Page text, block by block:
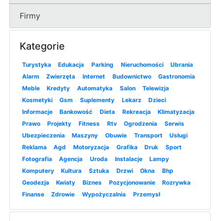
Firmy
Kategorie
Turystyka Edukacja Parking Nieruchomości
Ubrania
Alarm
Zwierzęta Internet Budownictwo
Gastronomia
Meble
Kredyty Automatyka Salon
Telewizja
Kosmetyki
Gsm Suplementy Lekarz
Dzieci
Informacje
Bankowość Dieta Rekreacja
Klimatyzacja
Prawo
Projekty Fitness Rtv Ogrodzenia
Serwis
Ubezpieczenia
Maszyny Obuwie Transport
Usługi
Reklama
Agd Motoryzacja Grafika Druk
Sport
Fotografia
Agencja Uroda Instalacje
Lampy
Komputery
Kultura Sztuka Drzwi Okna
Bhp
Geodezja
Kwiaty Biznes Pozycjonowanie
Rozrywka
Finanse
Zdrowie Wypożyczalnia Przemysł